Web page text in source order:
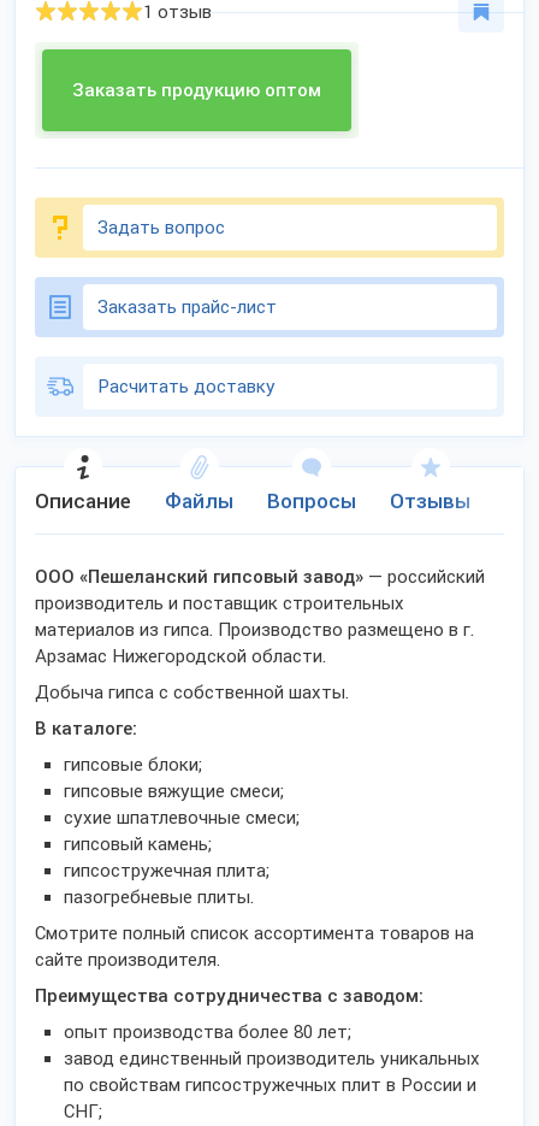
Заказать продукцию оптом
1 отзыв
Задать вопрос
Заказать прайс-лист
Расчитать доставку
Описание Файлы Вопросы Отзывы
ООО «Пешеланский гипсовый завод» — российский
производитель и поставщик строительных
материалов из гипса. Производство размещено в г.
Арзамас Нижегородской области.
Добыча гипса с собственной шахты.
В каталоге:
гипсовые блоки;
гипсовые вяжущие смеси;
сухие шпатлевочные смеси;
гипсовый камень;
гипсостружечная плита;
пазогребневые плиты.
Смотрите полный список ассортимента товаров на
сайте производителя.
Преимущества сотрудничества с заводом:
опыт производства более 80 лет;
завод единственный производитель уникальных
по свойствам гипсостружечных плит в России и
СНГ;